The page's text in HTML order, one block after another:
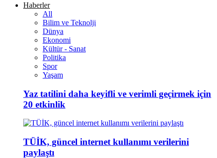
Haberler
All
Bilim ve Teknolji
Dünya
Ekonomi
Kültür - Sanat
Politika
Spor
Yaşam
Yaz tatilini daha keyifli ve verimli geçirmek için
20 etkinlik
TÜİK, güncel internet kullanımı verilerini
paylaştı